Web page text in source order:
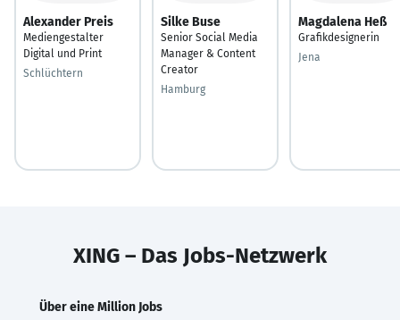
Alexander Preis
Mediengestalter
Digital und Print
Schlüchtern
Silke Buse
Senior Social Media
Manager & Content
Creator
Hamburg
Magdalena Heß
Grafikdesignerin
Jena
XING – Das Jobs-Netzwerk
Über eine Million Jobs